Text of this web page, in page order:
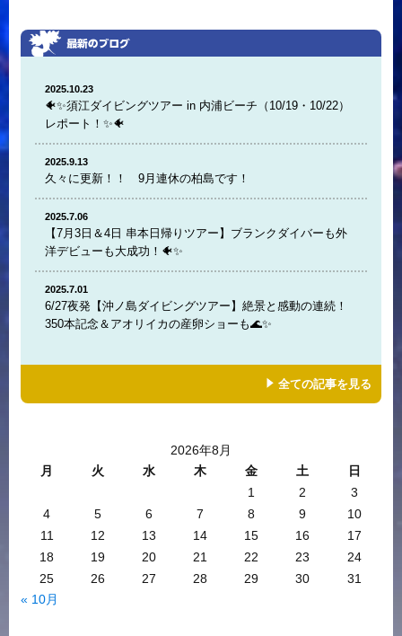
2025.10.23
🐠✨須江ダイビングツアー in 内浦ビーチ（10/19・10/22）
レポート！✨🐠
2025.9.13
久々に更新！！ 9月連休の柏島です！
2025.7.06
【7月3日＆4日 串本日帰りツアー】ブランクダイバーも外
洋デビューも大成功！🐠✨
2025.7.01
6/27夜発【沖ノ島ダイビングツアー】絶景と感動の連続！
350本記念＆アオリイカの産卵ショーも🌊✨
全ての記事を見る
2026年8月
月
火 水 木 金 土
日
1
2
3
4
5 6 7 8 9
10
11
12 13 14 15 16
17
18
19 20 21 22 23
24
25
26 27 28 29 30
31
« 10月